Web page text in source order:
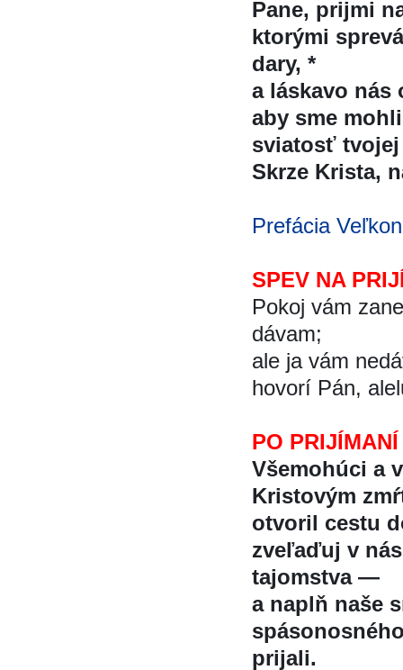
Pane, prijmi
ktorými
dary, *
a láskavo
aby sme
sviatosť tvojej
Skrze Krista,
Prefácia
SPEV NA
Pokoj vám
dávam;
ale ja vám
hovorí Pán,
PO PRIJÍMANÍ
Všemohúci a
Kristovým
otvoril cestu
zveľaďuj v
tajomstva —
a naplň naše
prijali.